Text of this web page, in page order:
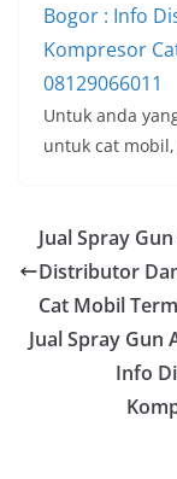
Bogor : Info
Kompresor
08129066011
Untuk anda
untuk cat
Jual Spray
Distributor
Cat Mobil
Jual Spray Gun
Info